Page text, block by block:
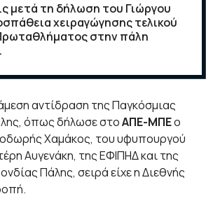
μετά τη δήλωση του Γιώργου
χειραγώγησης τελικού
στην πάλη
αντίδραση της Παγκόσμιας
όπως δήλωσε στοΑΠΕ-ΜΠΕο
Χαμάκος, του υφυπουργού
Αυγενάκη, της ΕΦΙΠΗΔ και της
Πάλης, σειρά είχε η Διεθνής